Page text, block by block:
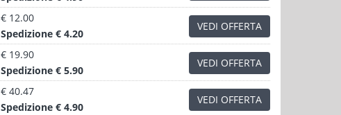
€ 12.00
Spedizione € 4.20
VEDI OFFERTA
€ 19.90
Spedizione € 5.90
VEDI OFFERTA
€ 40.47
Spedizione € 4.90
VEDI OFFERTA